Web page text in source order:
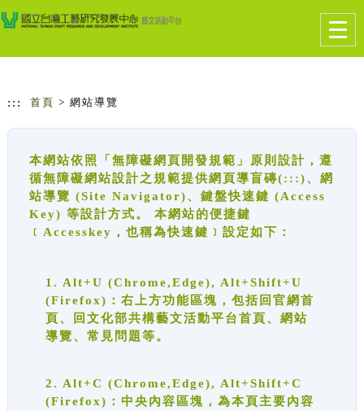
跳到主要內容
網站導覽
::: 首頁 > 網站導覽
本網站依照「無障礙網頁開發規範」原則設計，遵
循無障礙網站設計之規範提供網頁導盲磚(:::)、網
站導覽 (Site Navigator)、鍵盤快速鍵 (Access
Key) 等設計方式。 本網站的便捷鍵
﹝Accesskey，也稱為快速鍵﹞設定如下：
1. Alt+U (Chrome,Edge), Alt+Shift+U
(Firefox)：右上方功能區塊，包括回官網首
頁、回文化部共構藝文活動平台首頁、網站
導覽、常見問題等。
2. Alt+C (Chrome,Edge), Alt+Shift+C
(Firefox)：中央內容區塊，為本頁主要內容